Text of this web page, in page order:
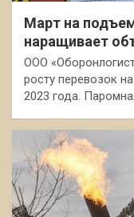
Март на
наращивает
ООО
росту перевозок
2023 года.